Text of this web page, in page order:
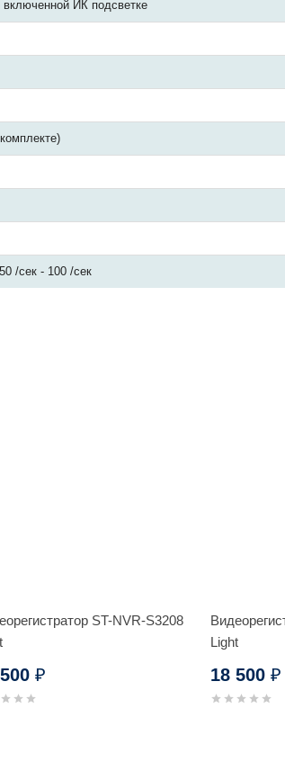
ИК подсветке
/сек - 100 /сек
ST-NVR-S3208
₽
Light
18 500₽